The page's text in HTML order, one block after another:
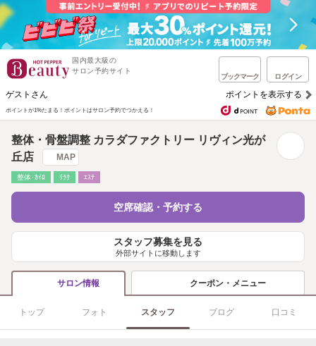
国内最大級の
サロン予約サイト
ブックマーク ログイン
ゲストさん ポイントを表示する
ポイントが1%たまる！ ポイントはサロン予約でつかえる！
整体・骨盤調整 カラダファクトリー リヴィン光が
丘店
MAP
整体･ｶｲﾛ ﾘﾗｸ ｴｽﾃ
空席確認・予約する
スタッフ募集を見る
外部サイトに移動します
サロン情報 クーポン・メニュー
トップ フォト スタッフ ブログ 口コミ